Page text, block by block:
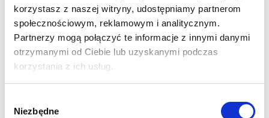
korzystasz z naszej witryny, udostępniamy partnerom
społecznościowym, reklamowym i analitycznym.
Partnerzy mogą połączyć te informacje z innymi danymi
otrzymanymi od Ciebie lub uzyskanymi podczas
korzystania z ich usług.
zgody
Niezbędne
Przewodnik
po AML
Wewnętrzna
procedura
AML
Ocena
Nie masz uprawnień do wyświetlania tej
strony, proszę zaloguj się lub
wykup subskrypcję